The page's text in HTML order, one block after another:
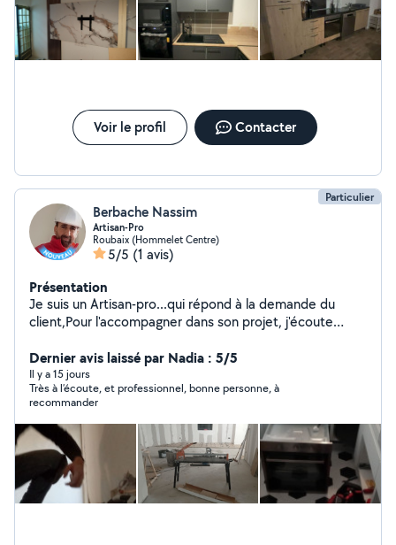
Voir le profil Contacter
Particulier
Berbache Nassim
Artisan-Pro
Roubaix (Hommelet Centre)
5/5 (1 avis)
Présentation
Je suis un Artisan-pro...qui répond à la demande du
client,Pour l'accompagner dans son projet, j'écoute
d'accomplir ma mission dans les temps estimés (la
tâche laquelle le client m'a confié),... c'est pour ça je dis
toujours que... Avant l'heure c'est pas l'heure...après
l'heure c'est pas l'heure...l'heure c'est l'heure!!!
Dernier avis laissé par Nadia : 5/5
Il y a 15 jours
Très à l’écoute, et professionnel, bonne personne, à
recommander